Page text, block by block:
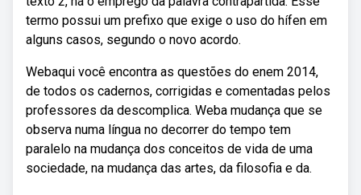
termo possui um prefixo que exige o uso do hífen em
alguns casos, segundo o novo acordo.
Webaqui você encontra as questões do enem 2014,
de todos os cadernos, corrigidas e comentadas pelos
professores da descomplica. Weba mudança que se
observa numa língua no decorrer do tempo tem
paralelo na mudança dos conceitos de vida de uma
sociedade, na mudança das artes, da filosofia e da.